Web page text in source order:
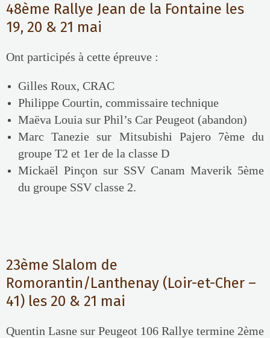
48ème Rallye Jean de la Fontaine les
19, 20 & 21 mai
Ont participés à cette épreuve :
Gilles Roux, CRAC
Philippe Courtin, commissaire technique
Maëva Louia sur Phil’s Car Peugeot (abandon)
Marc Tanezie sur Mitsubishi Pajero 7ème du
groupe T2 et 1er de la classe D
Mickaël Pinçon sur SSV Canam Maverik 5ème
du groupe SSV classe 2.
23ème Slalom de
Romorantin/Lanthenay (Loir-et-Cher –
41) les 20 & 21 mai
Quentin Lasne sur Peugeot 106 Rallye termine 2ème